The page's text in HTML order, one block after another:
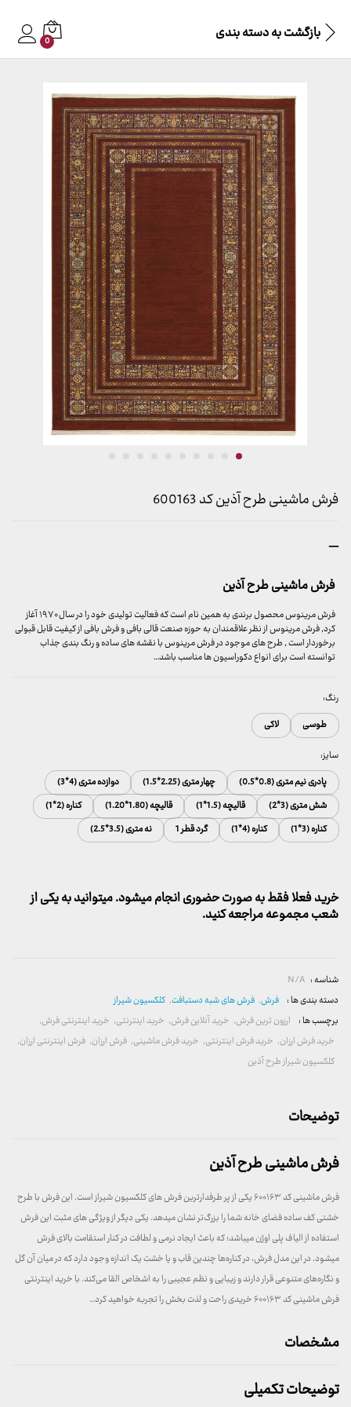
بازگشت بهدسته بندی 0
فرش ماشینی طرح آذین کد 600163
–محدوده
899,000 تومان
تا
23,999,000 تومان
فرش ماشینی طرح آذین
فرش مرینوس محصول برندی به همین نام است که فعالیت تولیدی خود را در سال ۱۹۷۰ آغاز
کرد, فرش مرینوس از نظر علاقمندان به حوزه صنعت قالی بافی و فرش بافی از کیفیت قابل قبولی
برخوردار است , طرح های موجود در فرش مرینوس با نقشه های ساده و رنگ بندی جذاب
توانسته است برای انواع دکوراسیون ها مناسب باشد…
رنگ:
طوسی
لاکی
سایز:
پادری نیم متری (0.8*0.5)
چهار متری (2.25*1.5)
دوازده متری (4*3)
شش متری (3*2)
قالیچه (1.5*1) قالیچه (1.80*1.20)
کناره (2*1)
کناره (3*1)
کناره (4*1) گرد قطر 1 نه متری (3.5*2.5)
خرید فعلا فقط به صورت حضوری انجام میشود. میتوانید به یکی از
شعب مجموعه مراجعه کنید.
شناسه : N/A
دسته بندی ها : فرش, فرش های شبه دستبافت, کلکسیون شیراز
برچسب ها : ارزون ترین فرش, خرید آنلاین فرش, خرید اینترنتی, خرید اینترنتی فرش,
خرید فرش ارزان, خرید فرش اینترنتی, خرید فرش ماشینی, فرش ارزان, فرش اینترنتی ارزان,
کلکسیون شیراز طرح آذین
توضیحات
فرش ماشینی طرح آذین
فرش ماشینی کد ۶۰۰۱۶۳ یکی از پر طرفدارترین فرش های کلکسیون شیراز است. این فرش با طرح
خشتی کف ساده فضای خانه شما را بزرگ‌تر نشان میدهد. یکی دیگر از ویژگی های مثبت این فرش
استفاده از الیاف پلی اوژن میباشد؛ که باعث ایجاد نرمی و لطافت در کنار استقامت بالای فرش
میشود. در این مدل فرش، در کناره‌ها چندین قاب و یا خشت یک اندازه وجود دارد که در میان آن گل
و نگاره‌های متنوعی قرار دارند و زیبایی و نظم عجیبی را به اشخاص القا می‌کند. با خرید اینترنتی
فرش ماشینی کد ۶۰۰۱۶۳ خریدی راحت و لذت بخش را تجربه خواهید کرد…
مشخصات
توضیحات تکمیلی